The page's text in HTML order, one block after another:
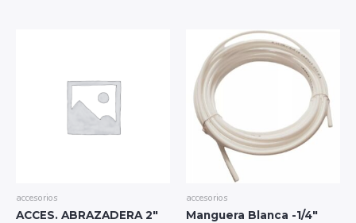
accesorios
ACCES. ABRAZADERA 2″
accesorios
Manguera Blanca -1/4″